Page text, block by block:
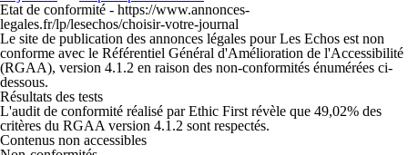
Etat de conformité - https://www.annonces-
legales.fr/lp/lesechos/choisir-votre-journal
Le site de publication des annonces légales pour Les Echos est non
conforme avec le Référentiel Général d'Amélioration de l'Accessibilité
(RGAA), version 4.1.2 en raison des non-conformités énumérées ci-
dessous.
Résultats des tests
L'audit de conformité réalisé par Ethic First révèle que 49,02% des
critères du RGAA version 4.1.2 sont respectés.
Contenus non accessibles